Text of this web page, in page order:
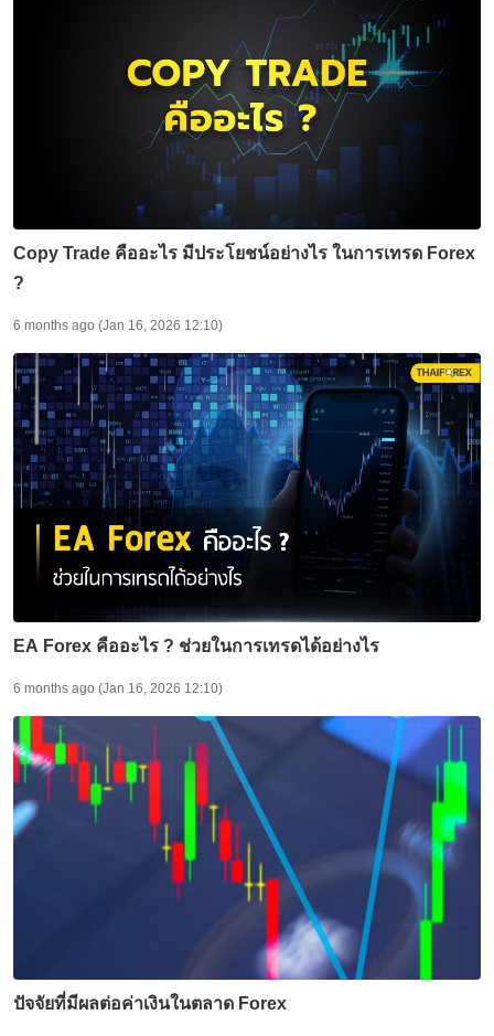
Copy Trade คืออะไร มีประโยชน์อย่างไร ในการเทรด Forex
?
6 months ago (Jan 16, 2026 12:10)
EA Forex คืออะไร ? ช่วยในการเทรดได้อย่างไร
6 months ago (Jan 16, 2026 12:10)
ปัจจัยที่มีผลต่อค่าเงินในตลาด Forex